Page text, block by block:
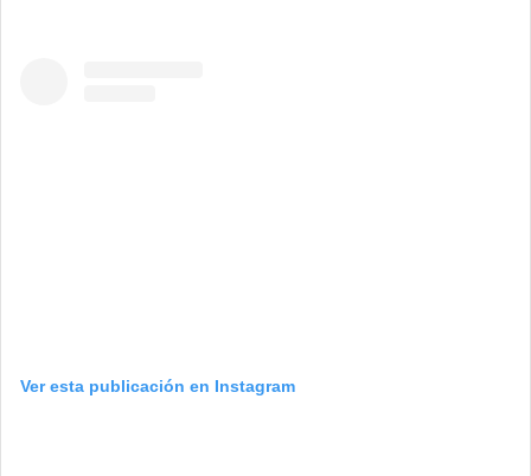
Ver esta publicación en Instagram